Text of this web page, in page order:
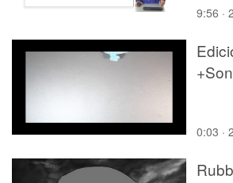
9:56 ·
0:03 ·